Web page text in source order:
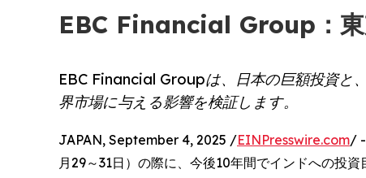
EBC Financial Group：東
EBC Financial Groupは、日本の巨額投資と
界市場に与える影響を検証します。
JAPAN, September 4, 2025 /EINPresswire.com/
月29～31日）の際に、今後10年間でインドへの投